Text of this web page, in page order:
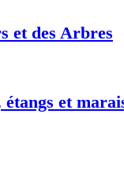
et des Arbres
et